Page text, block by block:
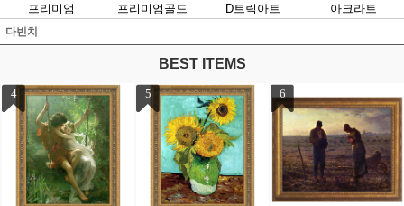
프리미엄
프리미엄골드 D트릭아트 아크라트
다빈치
BEST ITEMS
7 8